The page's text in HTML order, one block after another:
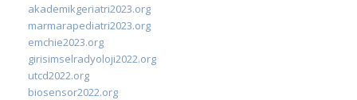
akademikgeriatri2023.org
marmarapediatri2023.org
emchie2023.org
girisimselradyoloji2022.org
utcd2022.org
biosensor2022.org